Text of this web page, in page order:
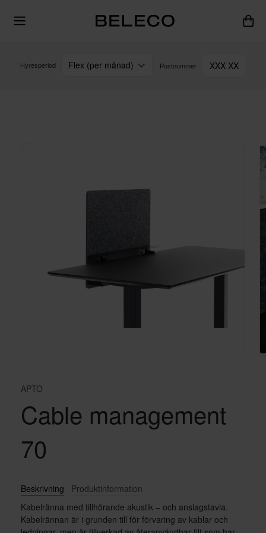
Hyresperiod Flex (per månad) Postnummer XXX XX
APTO
Cable management
70
Beskrivning
Produktinformation
Kabelränna med tillhörande akustik – och anslagstavla.
Kabelrännan är i grunden till för förvaring av kablar och